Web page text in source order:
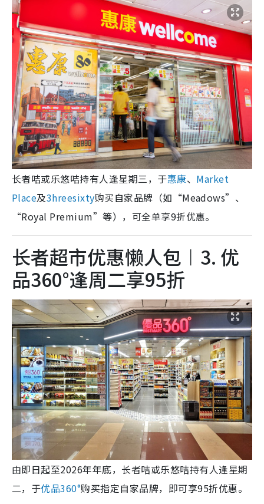
长者咭或乐悠咭持有人逢星期三，于惠康、 Market
Place及3hreesixty购买自家品牌（如“Meadows”、
“Royal Premium”等），可全单享9折优惠。
长者超市优惠懒人包︱3. 优
品360°逢周二享95折
由即日起至2026年年底，长者咭或乐悠咭持有人逢星期
二，于优品360°购买指定自家品牌，即可享95折优惠。